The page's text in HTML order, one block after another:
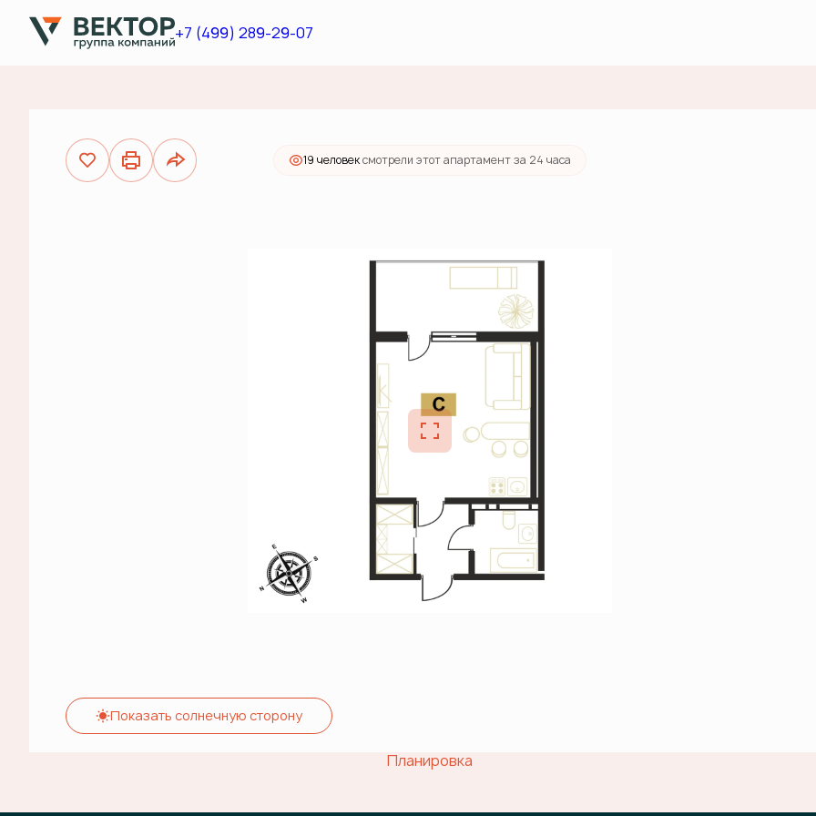
+7 (499) 289-29-07
Студия39.1 м217 322 928 руб.Ипотека
19 человексмотрели этот апартамент за 24 часа
Показать солнечную сторону
Планировка